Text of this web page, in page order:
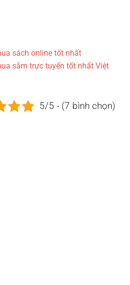
sách online tốt nhất
sắm trực tuyến tốt nhất Việt
5/5 - (7 bình chọn)